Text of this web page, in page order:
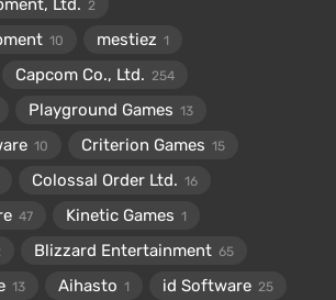
Ltd. 2
10 mestiez 1
Capcom Co., Ltd. 254
Playground Games 13
10 Criterion Games 15
Colossal Order Ltd. 16
47 Kinetic Games 1
Blizzard Entertainment 65
13 Aihasto 1 id Software 25